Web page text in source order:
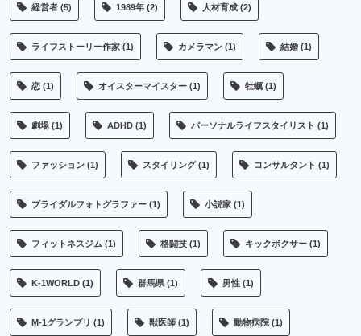
経営者 (5) 1989年 (2) 人材育成 (2)
ライフストーリー作家 (1) カメラマン (1) 結婚 (1)
恋 (1) オイスターマイスター (1) 牡蠣 (1)
劇場 (1) ADHD (1) パーソナルライフスタイリスト (1)
ファッション (1) スタイリング(1) コンサルタント (1)
ブライダルフォトグラファー (1) 小説家 (1)
フィットネスジム (1) 格闘技 (1) キックボクサー (1)
K-1WORLD (1) 群馬県 (1) 男性 (1)
M-1グランプリ (1) 獣医師 (1) 動物病院 (1)